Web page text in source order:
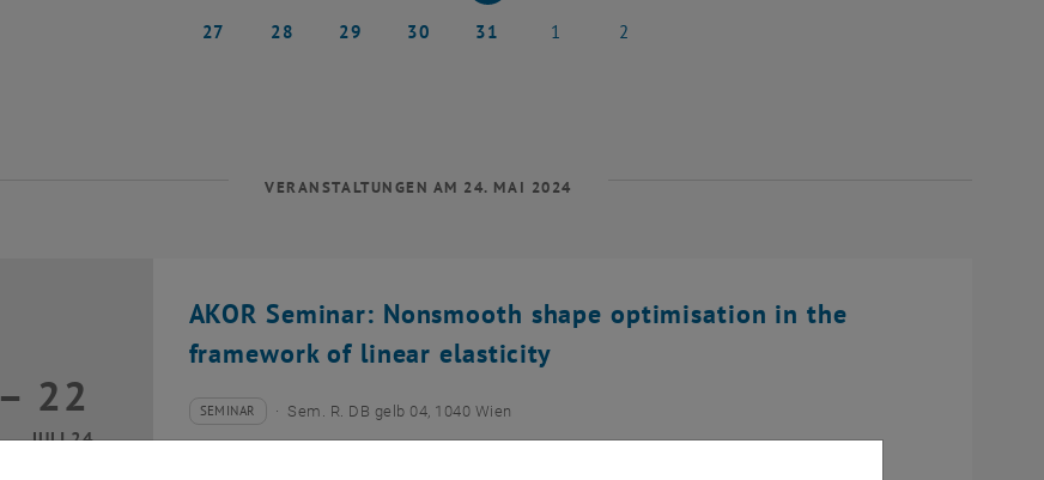
VERANSTALTUNGEN AM 24. MAI 2024
AKOR Seminar: Nonsmooth shape optimisation in the
framework of linear elasticity
20 April 2023 bis 22 Juli 2024
– 22
JULI 24
Veranstaltungstyp:
SEMINAR
Veranstaltungsort:Sem. R. DB gelb 04, 1040 Wien
23 Mai 202424 Mai 2024
27
28
29
30
31
1
2